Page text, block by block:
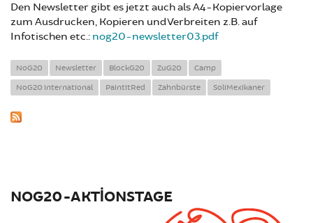
Den Newsletter gibt es jetzt auch als A4-Kopiervorlage
zum Ausdrucken, Kopieren und Verbreiten z.B. auf
Infotischen etc.: nog20-newsletter03.pdf
NoG20 Newsletter BlockG20 ZuG20 Camp
NoG20 international PaintitRed Zahnbürste SoliMexikaner
NOG20-AKTIONSTAGE